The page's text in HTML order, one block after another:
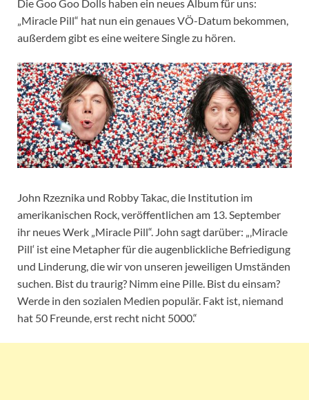
Die Goo Goo Dolls haben ein neues Album für uns:
„Miracle Pill“ hat nun ein genaues VÖ-Datum bekommen,
außerdem gibt es eine weitere Single zu hören.
John Rzeznika und Robby Takac, die Institution im
amerikanischen Rock, veröffentlichen am 13. September
ihr neues Werk „Miracle Pill“. John sagt darüber: „‚Miracle
Pill‘ ist eine Metapher für die augenblickliche Befriedigung
und Linderung, die wir von unseren jeweiligen Umständen
suchen. Bist du traurig? Nimm eine Pille. Bist du einsam?
Werde in den sozialen Medien populär. Fakt ist, niemand
hat 50 Freunde, erst recht nicht 5000.“